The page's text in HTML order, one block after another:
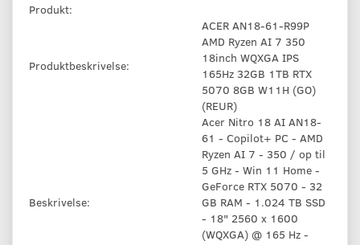
Produkt:
Produktbeskrivelse:
ACER AN18-61-R99P
AMD Ryzen AI 7 350
18inch WQXGA IPS
165Hz 32GB 1TB RTX
5070 8GB W11H (GO)
(REUR)
Beskrivelse:
Acer Nitro 18 AI AN18-
61 - Copilot+ PC - AMD
Ryzen AI 7 - 350 / op til
5 GHz - Win 11 Home -
GeForce RTX 5070 - 32
GB RAM - 1.024 TB SSD
- 18" 2560 x 1600
(WQXGA) @ 165 Hz -